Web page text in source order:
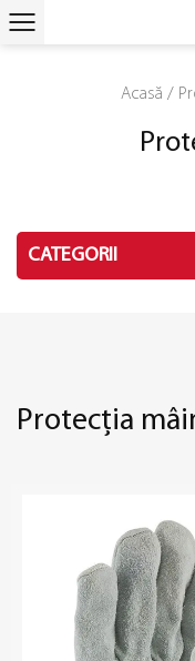
Acasă /
CATEGORII
Protecția